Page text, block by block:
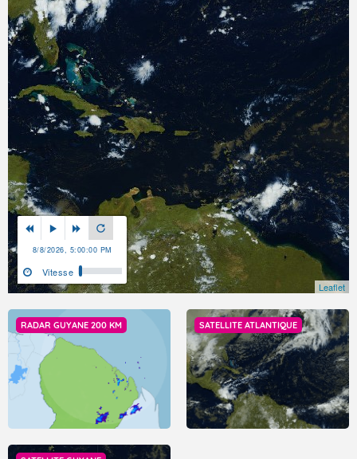
8/8/2026, 5:00:00 PM
Vitesse
Leaflet
RADAR GUYANE 200 KM SATELLITE ATLANTIQUE